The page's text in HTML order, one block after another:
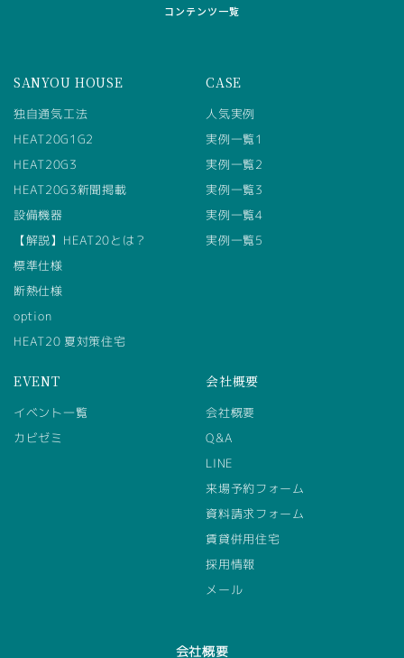
コンテンツ一覧
SANYOU HOUSE
独自通気工法
HEAT20G1G2
HEAT20G3
HEAT20G3新聞掲載
設備機器
【解説】HEAT20とは？
標準仕様
断熱仕様
option
HEAT20 夏対策住宅
CASE
人気実例
実例一覧1
実例一覧2
実例一覧3
実例一覧4
実例一覧5
EVENT
イベント一覧
カビゼミ
会社概要
会社概要
Q&A
LINE
来場予約フォーム
資料請求フォーム
賃貸併用住宅
採用情報
メール
会社概要